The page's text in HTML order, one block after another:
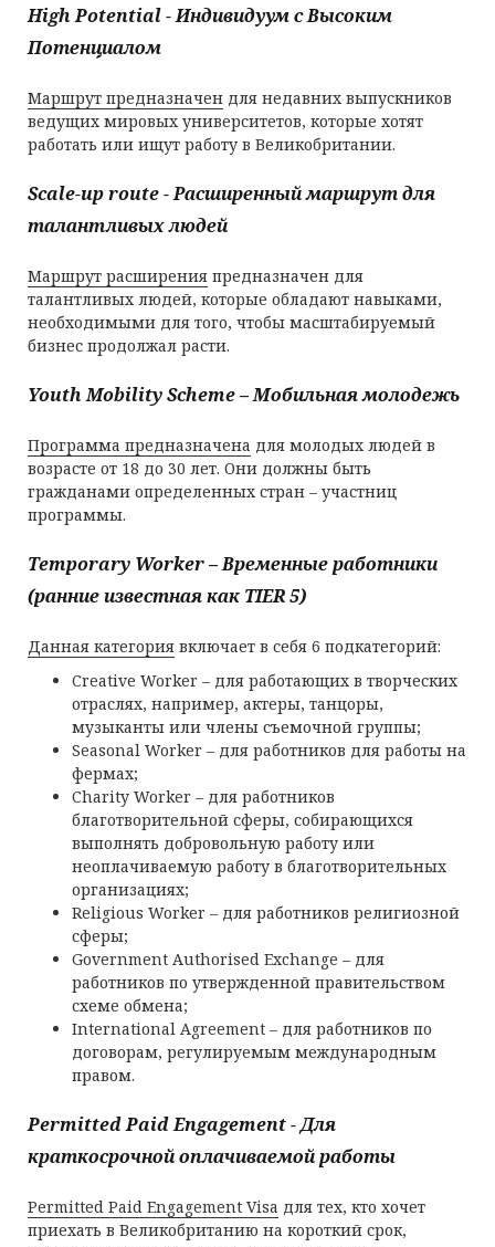
High Potential -Индивидуум с Высоким
Потенциалом
Маршрут предназначен для недавних выпускников
ведущих мировых университетов, которые хотят
работать или ищут работу в Великобритании.
Scale-up route - Расширенный маршрут для
талантливых людей
Маршрут расширения предназначен для
талантливых людей, которые обладают навыками,
необходимыми для того, чтобы масштабируемый
бизнес продолжал расти.
Youth Mobility Scheme – Мобильная молодежь
Программа предназначена для молодых людей в
возрасте от 18 до 30 лет. Они должны быть
гражданами определенных стран – участниц
программы.
Temporary Worker– Временные работники
(ранние известная как TIER5)
Данная категория включает в себя 6 подкатегорий:
Creative Worker – для работающих в творческих
отраслях, например, актеры, танцоры,
музыканты или члены съемочной группы;
Seasonal Worker – для работников для работы на
фермах;
Charity Worker – для работников
благотворительной сферы, собирающихся
выполнять добровольную работу или
неоплачиваемую работу в благотворительных
организациях;
Religious Worker – для работников религиозной
сферы;
Government Authorised Exchange – для
работников по утвержденной правительством
схеме обмена;
International Agreement – для работников по
договорам, регулируемым международным
правом.
Permitted Paid Engagement - Для
краткосрочной оплачиваемой работы
Permitted Paid Engagement Visa для тех, кто хочет
приехать в Великобританию на короткий срок,